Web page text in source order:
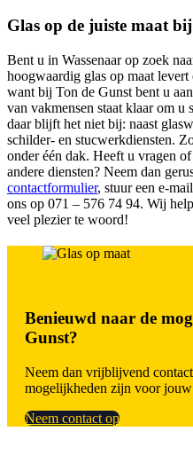
Glas op de juiste maat
Bent u in Wassenaar op zoek
hoogwaardig glas op maat
want bij Ton de Gunst bent u
van vakmensen staat klaar om
daar blijft het niet bij: naast
schilder- en stucwerkdiensten.
onder één dak. Heeft u vragen
andere diensten? Neem dan
contactformulier, stuur een e-
ons op 071 – 576 74 94. Wij
veel plezier te woord!
Benieuwd naar de
Gunst?
Neem dan vrijblijvend
mogelijkheden zijn voor
Neem contact op